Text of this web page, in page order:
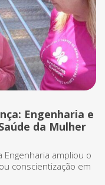
Engenharia e
da Mulher
Engenharia ampliou o
conscientização em